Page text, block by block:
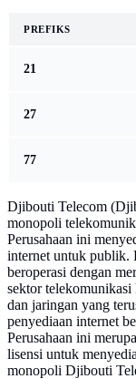
PREFIKS
21
27
77
Djibouti Telecom
monopoli
Perusahaan ini
internet untuk publik.
beroperasi dengan
sektor
dan jaringan yang
penyediaan internet
Perusahaan ini
lisensi untuk
monopoli Djibouti